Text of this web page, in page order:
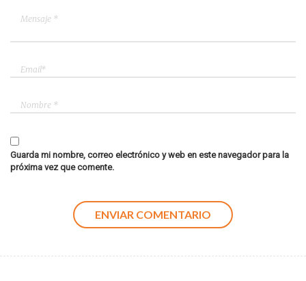
Guarda mi nombre, correo electrónico y web en este navegador para la
próxima vez que comente.